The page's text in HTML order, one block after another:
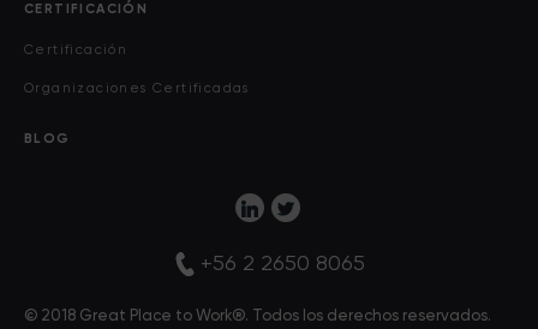
CERTIFICACIÓN
Certificación
Organizaciones Certificadas
BLOG
+56 2 2650 8065
© 2018 Great Place to Work®. Todos los derechos reservados.